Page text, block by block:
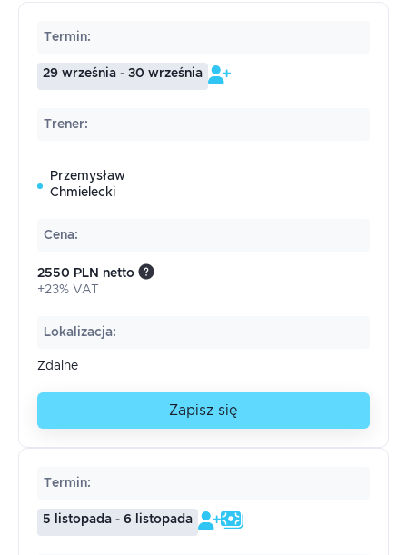
Termin:
29 września - 30 września
Trener:
Przemysław
Chmielecki
Cena:
2550 PLN netto
+23% VAT
Lokalizacja:
Zdalne
Zapisz się
Termin:
5 listopada - 6 listopada